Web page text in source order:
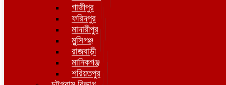
গাজীপুর
ফরিদপুর
মাদারীপুর
মুন্সিগঞ্জ
রাজবাড়ী
মানিকগঞ্জ
শরিয়তপুর